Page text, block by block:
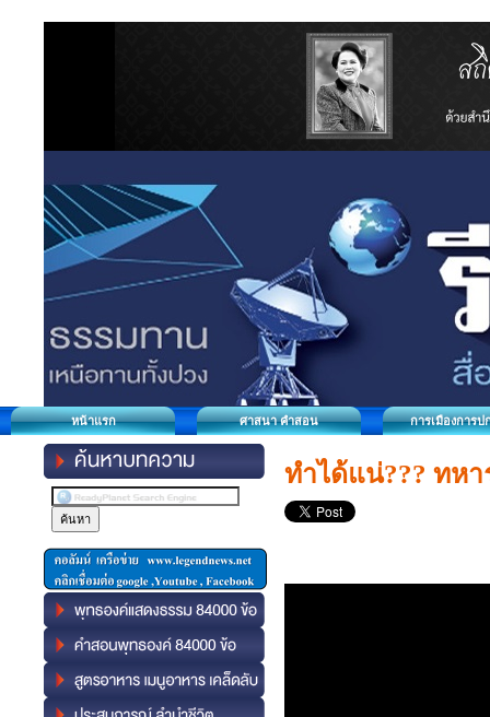
หน้าแรก ศาสนา คำสอน การเมืองการป
ทำได้แน่??? ทห